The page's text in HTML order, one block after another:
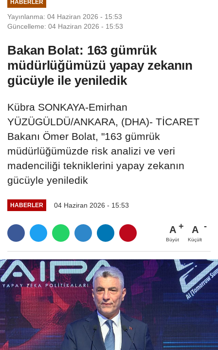
HABERLER
Yayınlanma: 04 Haziran 2026 - 15:53
Güncelleme: 04 Haziran 2026 - 15:53
Bakan Bolat: 163 gümrük
müdürlüğümüzü yapay zekanın
gücüyle ile yeniledik
Kübra SONKAYA-Emirhan
YÜZÜGÜLDÜ/ANKARA, (DHA)- TİCARET
Bakanı Ömer Bolat, "163 gümrük
müdürlüğümüzde risk analizi ve veri
madenciliği tekniklerini yapay zekanın
gücüyle yeniledik
HABERLER 04 Haziran 2026 - 15:53
A
Büyüt
A
Küçült